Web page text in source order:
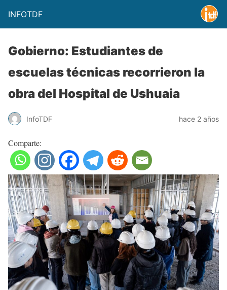
INFOTDF
Gobierno: Estudiantes de
escuelas técnicas recorrieron la
obra del Hospital de Ushuaia
InfoTDF hace 2 años
Comparte: